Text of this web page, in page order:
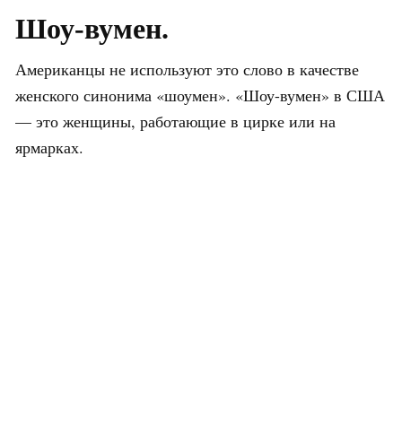
Шоу-вумен.
Американцы не используют это слово в качестве
женского синонима «шоумен». «Шоу-вумен» в США
— это женщины, работающие в цирке или на
ярмарках.